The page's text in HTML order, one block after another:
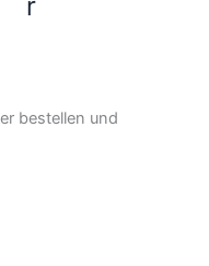
bestellen und